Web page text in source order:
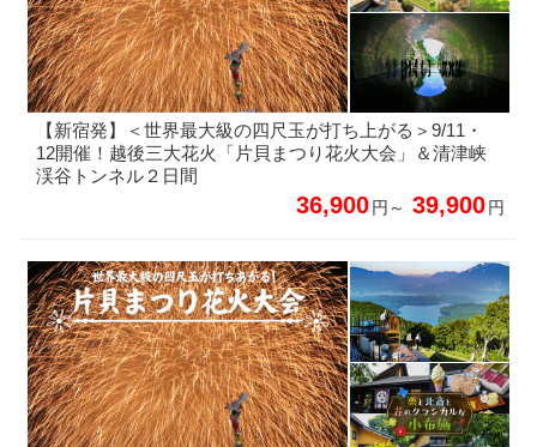
【新宿発】＜世界最大級の四尺玉が打ち上がる＞9/11・
12開催！越後三大花火「片貝まつり花火大会」＆清津峡
渓谷トンネル２日間
36,900円～ 39,900円